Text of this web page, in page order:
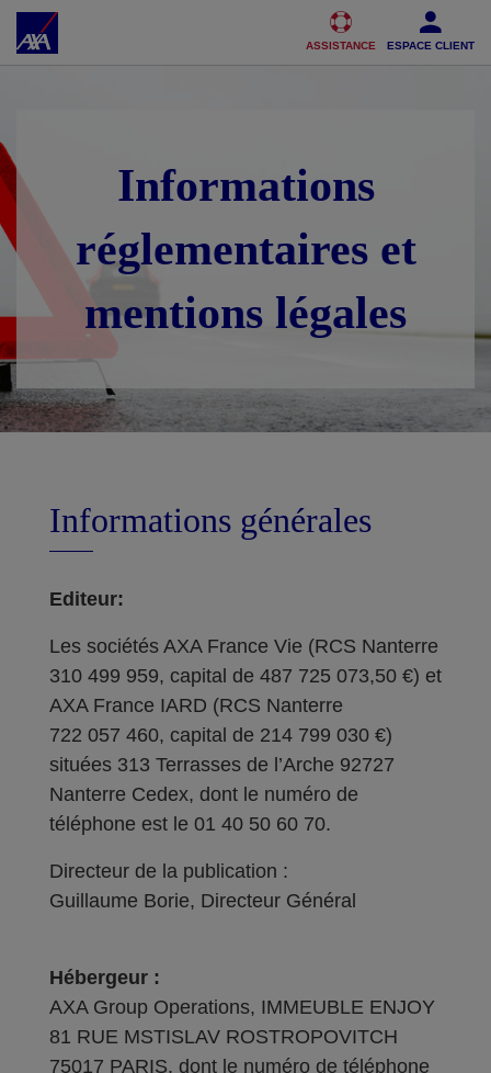
Accéder au Contenu Accéder au Pied de page
ASSISTANCE ESPACE CLIENT
Informations
réglementaires et
mentions légales
Informations générales
Editeur:
Les sociétés AXA France Vie (RCS Nanterre
310 499 959, capital de 487 725 073,50 €) et
AXA France IARD (RCS Nanterre
722 057 460, capital de 214 799 030 €)
situées 313 Terrasses de l’Arche 92727
Nanterre Cedex, dont le numéro de
téléphone est le 01 40 50 60 70.
Directeur de la publication :
Guillaume Borie, Directeur Général
Hébergeur :
AXA Group Operations, IMMEUBLE ENJOY
81 RUE MSTISLAV ROSTROPOVITCH
75017 PARIS, dont le numéro de téléphone